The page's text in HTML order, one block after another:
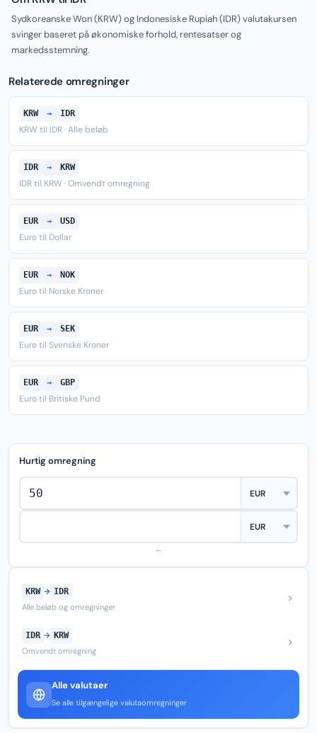
Sydkoreanske Won (KRW) og Indonesiske Rupiah (IDR) valutakursen
svinger baseret på økonomiske forhold, rentesatser og
markedsstemning.
Relaterede omregninger
KRW → IDR
KRW til IDR · Alle beløb
IDR → KRW
IDR til KRW · Omvendt omregning
EUR → USD
Euro til Dollar
EUR → NOK
Euro til Norske Kroner
EUR → SEK
Euro til Svenske Kroner
EUR → GBP
Euro til Britiske Pund
Hurtig omregning
—
KRW → IDR
Alle beløb og omregninger
IDR → KRW
Omvendt omregning
Alle valutaer
Se alle tilgængelige valutaomregninger